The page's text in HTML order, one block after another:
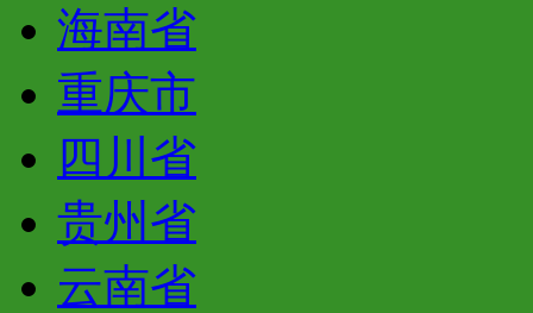
海南省
重庆市
四川省
贵州省
云南省